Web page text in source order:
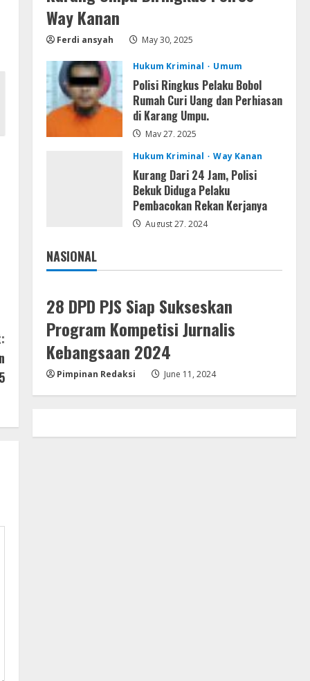
4
Windows 10
August 5, 2026
VL
Office 2021 Lite Without
Registration
Way Kanan
Ferdi ansyah May 30, 2025
Hukum Kriminal Umum
Polisi Ringkus Pelaku Bobol
Rumah Curi Uang dan Perhiasan
di Karang Umpu.
May 27, 2025
Hukum Kriminal
Way Kanan
Kurang Dari 24 Jam, Polisi
Bekuk Diduga Pelaku
Pembacokan Rekan Kerjanya
August 27, 2024
NASIONAL
Jakarta
28 DPD PJS Siap Sukseskan
Program Kompetisi Jurnalis
Kebangsaan 2024
Pimpinan Redaksi June 11, 2024